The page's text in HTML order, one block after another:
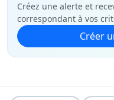
Créez une alerte et
correspondant à vos
Créer